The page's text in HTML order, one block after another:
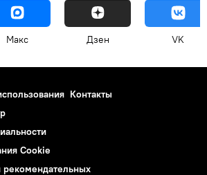
Макс Дзен VK
Контакты
Cookie